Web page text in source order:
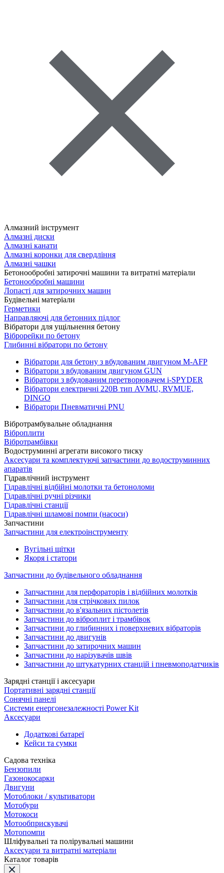
Алмазний інструмент
Алмазні диски
Алмазні канати
Алмазні коронки для свердління
Алмазні чашки
Бетонообробні затирочні машини та витратні матеріали
Бетонообробні машини
Лопасті для затирочних машин
Будівельні матеріали
Герметики
Направляючі для бетонних підлог
Вібратори для ущільнення бетону
Віброрейки по бетону
Глибинні вібратори по бетону
Вібратори для бетону з вбудованим двигуном M-AFP
Вібратори з вбудованим двигуном GUN
Вібратори з вбудованим перетворювачем i-SPYDER
Вібратори електричні 220B тип AVMU, RVMUE,
DINGO
Вібратори Пневматичні PNU
Вібротрамбувальне обладнання
Віброплити
Вібротрамбівки
Водоструминні агрегати високого тиску
Аксесуари та комплектуючі запчастини до водоструминних
апаратів
Гідравлічний інструмент
Гідравлічні відбійні молотки та бетоноломи
Гідравлічні ручні різчики
Гідравлічні станції
Гідравлічні шламові помпи (насоси)
Запчастини
Запчастини для електроінструменту
Вугільні щітки
Якоря і статори
Запчастини до будівельного обладнання
Запчастини для перфораторів і відбійних молотків
Запчастини для стрічкових пилок
Запчастини до в'язальних пістолетів
Запчастини до віброплит і трамбівок
Запчастини до глибинних і поверхневих вібраторів
Запчастини до двигунів
Запчастини до затирочних машин
Запчастини до нарізувачів швів
Запчастини до штукатурних станцій і пневмоподатчиків
Зарядні станції і аксесуари
Портативні зарядні станції
Сонячні панелі
Системи енергонезалежності Power Kit
Аксесуари
Додаткові батареї
Кейси та сумки
Садова техніка
Бензопили
Газонокосарки
Двигуни
Мотоблоки / культиватори
Мотобури
Мотокоси
Мотообприскувачі
Мотопомпи
Шліфувальні та полірувальні машини
Аксесуари та витратні матеріали
Каталог товарів